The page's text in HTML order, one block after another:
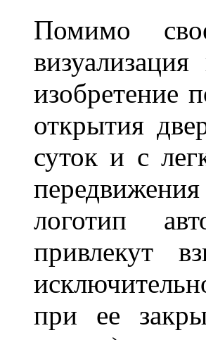
Помимо
изобретение
открытия
суток и с
логотип
привлекут
при ее